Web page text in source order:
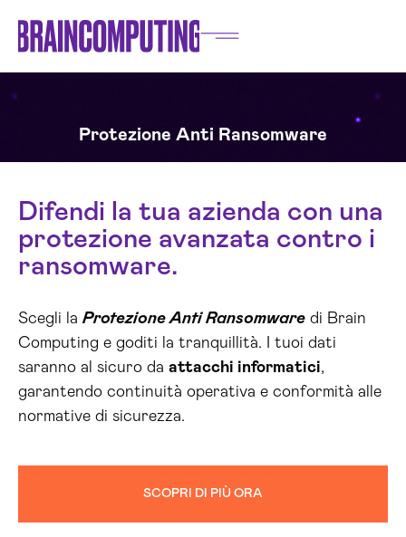
Protezione Anti Ransomware
Difendi la tua azienda con una
protezione avanzata contro i
ransomware.
Scegli la Protezione Anti Ransomware di Brain
Computing e goditi la tranquillità. I tuoi dati
saranno al sicuro da attacchi informatici,
garantendo continuità operativa e conformità alle
normative di sicurezza.
SCOPRI DI PIÙ ORA